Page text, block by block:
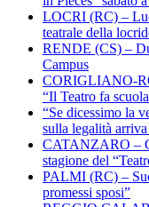
LOCRI (RC) –
teatrale della
RENDE (CS) –
Campus
CORIGLIANO-
“Il Teatro fa
“Se dicessimo la
sulla legalità
CATANZARO –
stagione del
PALMI (RC) –
promessi sposi”